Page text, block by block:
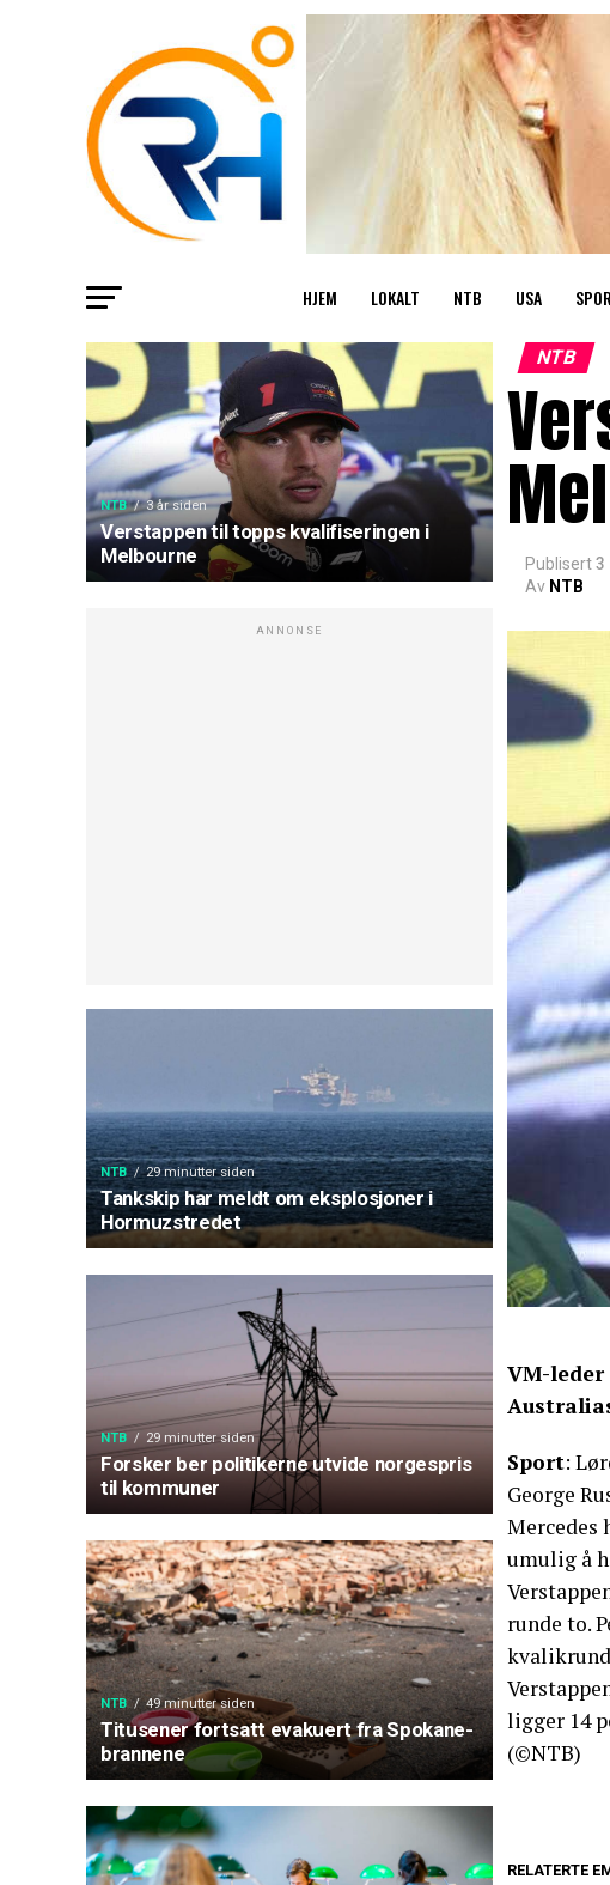
HJEM LOKALT NTB USA
NTB 3 år siden
Verstappen til topps kvalifiseringen i
Melbourne
ANNONSE
NTB 29 minutter siden
Tankskip har meldt om eksplosjoner i
Hormuzstredet
NTB 29 minutter siden
Forsker ber politikerne utvide norgespris
til kommuner
NTB 49 minutter siden
Titusener fortsatt evakuert fra Spokane-
brannene
NTB
Publisert3
Av NTB
VM-
Sport:
George
Mercedes
umulig å
runde to.
ligger 14
(©NTB)
RELATERTE